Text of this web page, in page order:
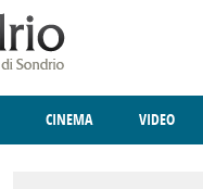
CINEMA VIDEO